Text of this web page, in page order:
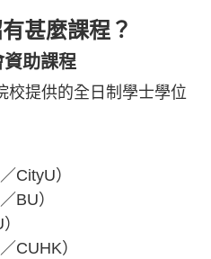
甚麼課程？
助課程
校提供的全日制學士學位
CityU）
BU）
CUHK）